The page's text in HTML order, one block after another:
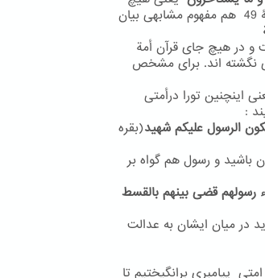
امتی اجلش پس و پیش نخواهد شد. در سورۀ یونس آیۀ 49 هم مفهوم مشابهی بیان
و در هیچ جای قرآن أمة
نگشته اند. برای مشخص
یعنی اینچنین تورا درأمتی
:
الرسول علیکم شهید(بقره
باشید و رسول هم گواه بر
رسولهم قضی بینهم بالقسط
در میان ایشان به عدالت
پیامبری برانگیختیم تا